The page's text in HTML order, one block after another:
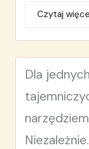
Czytaj
Dla